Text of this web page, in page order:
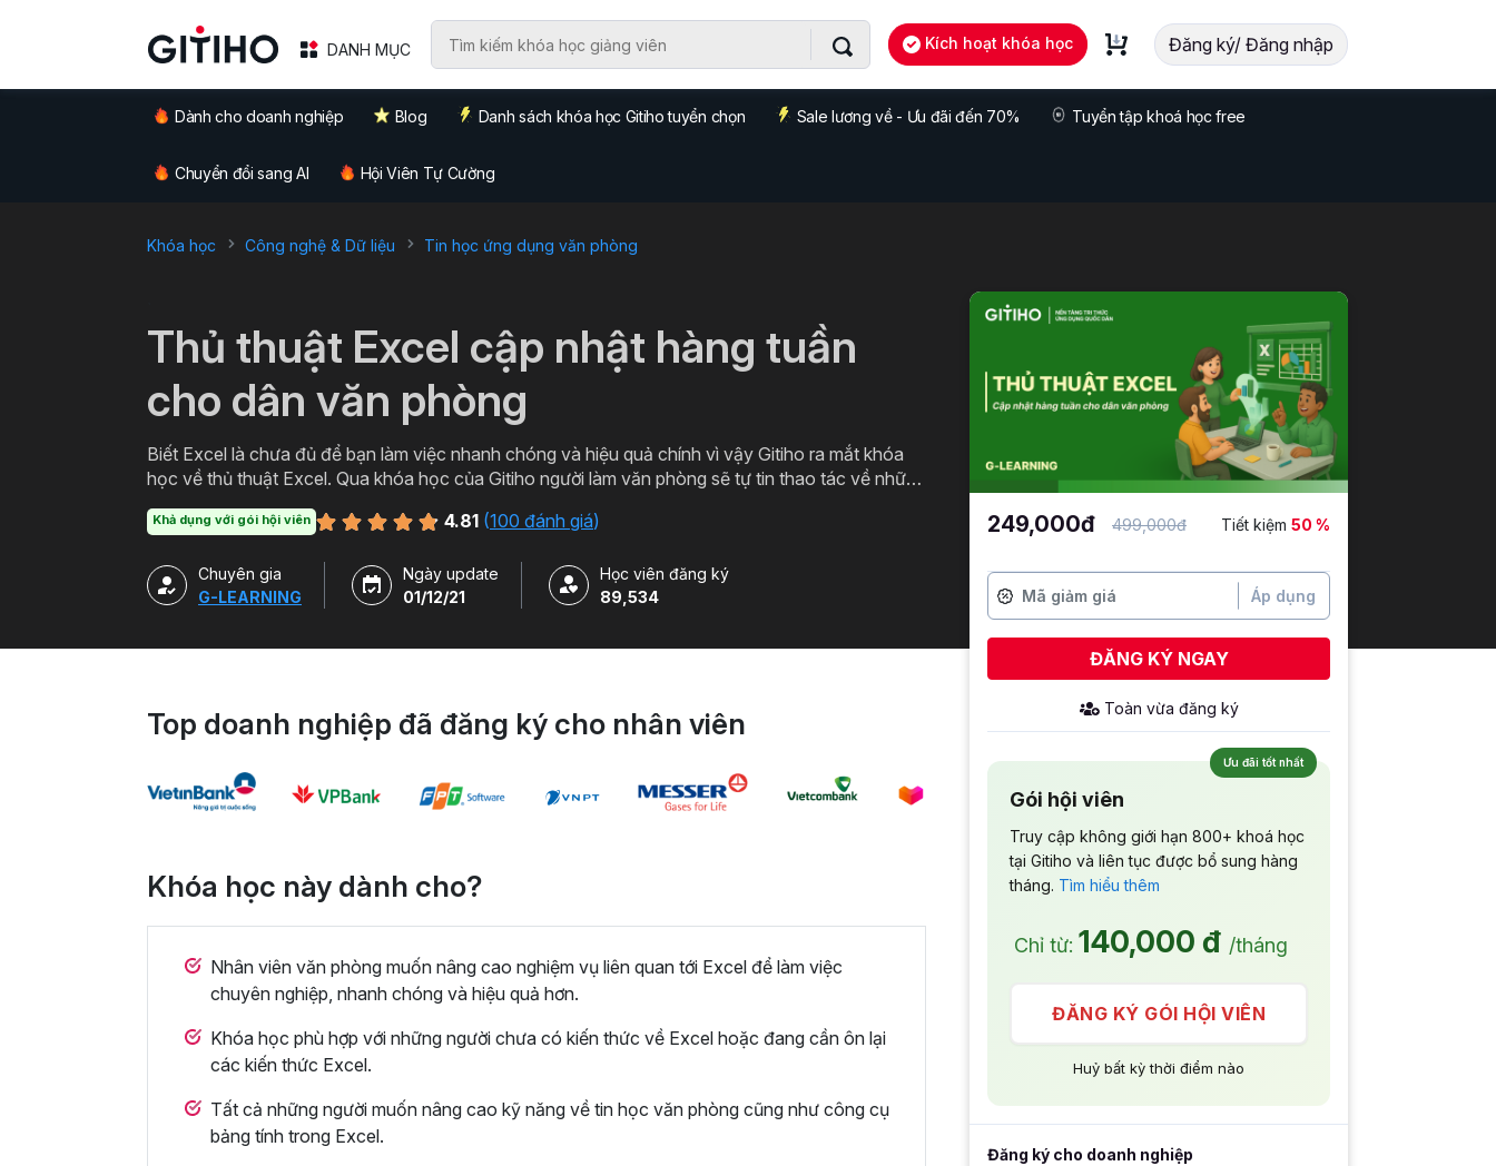
DANH MỤC Kích hoạt khóa học Đăng ký/ Đăng nhập
Dành cho doanh nghiệp Blog Danh sách khóa học Gitiho tuyển chọn Sale lương về - Ưu đãi đến 70% Tuyển tập khoá học free
Chuyển đổi sang AI Hội Viên Tự Cường
Khóa học Công nghệ & Dữ liệu Tin học ứng dụng văn phòng
Thủ thuật Excel cập nhật hàng tuần
cho dân văn phòng
Biết Excel là chưa đủ để bạn làm việc nhanh chóng và hiệu quả chính vì vậy Gitiho ra mắt khóa
học về thủ thuật Excel. Qua khóa học của Gitiho người làm văn phòng sẽ tự tin thao tác về những
Khả dụng với gói hội viên 4.81 (100 đánh giá)
Chuyên gia
G-LEARNING
Ngày update
01/12/21
Học viên đăng ký
89,534
Top doanh nghiệp đã đăng ký cho nhân viên
Khóa học này dành cho?
Nhân viên văn phòng muốn nâng cao nghiệm vụ liên quan tới Excel để làm việc
chuyên nghiệp, nhanh chóng và hiệu quả hơn.
Khóa học phù hợp với những người chưa có kiến thức về Excel hoặc đang cần ôn lại
các kiến thức Excel.
Tất cả những người muốn nâng cao kỹ năng về tin học văn phòng cũng như công cụ
bảng tính trong Excel.
249,000đ 499,000đ Tiết kiệm 50 %
Áp dụng
ĐĂNG KÝ NGAY
Toàn vừa đăng ký
Ưu đãi tốt nhất
Gói hội viên
Truy cập không giới hạn 800+ khoá học
tại Gitiho và liên tục được bổ sung hàng
tháng. Tìm hiểu thêm
Chỉ từ: 140,000 đ /tháng
ĐĂNG KÝ GÓI HỘI VIÊN
Huỷ bất kỳ thời điểm nào
Đăng ký cho doanh nghiệp